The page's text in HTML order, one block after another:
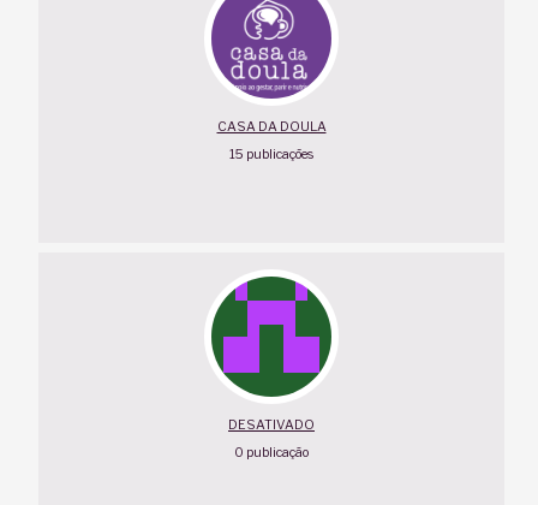
CASA DA DOULA
15 publicações
DESATIVADO
0 publicação